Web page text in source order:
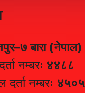
बारा (नेपाल)
नम्बरः ४४८८
नम्बरः ४५०५